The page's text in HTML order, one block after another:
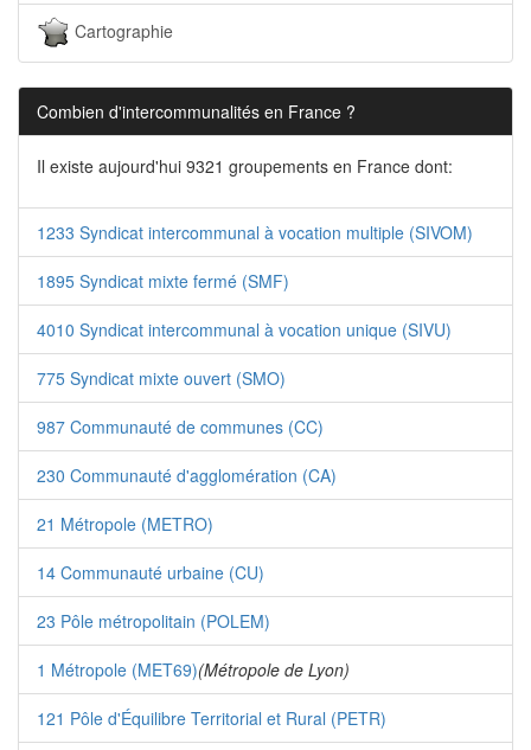
Cartographie
Combien d'intercommunalités en France ?
Il existe aujourd'hui 9321 groupements en France dont:
1233 Syndicat intercommunal à vocation multiple (SIVOM)
1895 Syndicat mixte fermé (SMF)
4010 Syndicat intercommunal à vocation unique (SIVU)
775 Syndicat mixte ouvert (SMO)
987 Communauté de communes (CC)
230 Communauté d'agglomération (CA)
21 Métropole (METRO)
14 Communauté urbaine (CU)
23 Pôle métropolitain (POLEM)
1 Métropole (MET69)(Métropole de Lyon)
121 Pôle d'Équilibre Territorial et Rural (PETR)